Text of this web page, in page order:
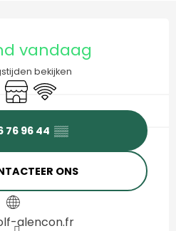
vandaag
bekijken
toegelaten
Winkel op
Wifi
76 96 44 ▒▒
ONS
alencon.fr